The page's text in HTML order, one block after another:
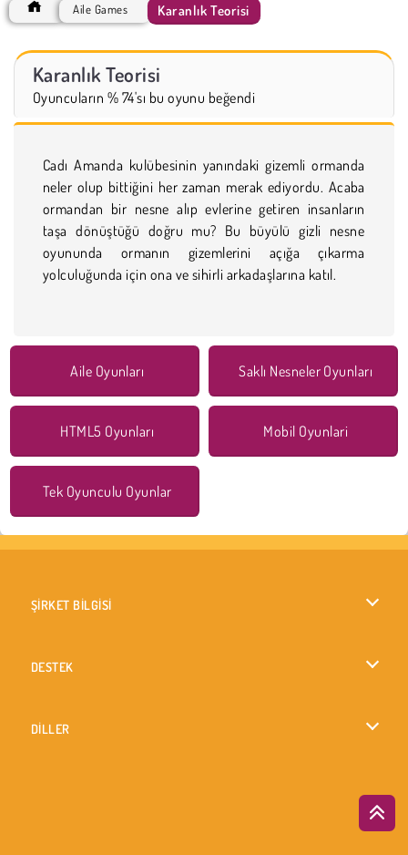
Aile Games Karanlık Teorisi
Karanlık Teorisi
Oyuncuların % 74'sı bu oyunu beğendi
Cadı Amanda kulübesinin yanındaki gizemli ormanda
neler olup bittiğini her zaman merak ediyordu. Acaba
ormandan bir nesne alıp evlerine getiren insanların
taşa dönüştüğü doğru mu? Bu büyülü gizli nesne
oyununda ormanın gizemlerini açığa çıkarma
yolculuğunda için ona ve sihirli arkadaşlarına katıl.
Aile Oyunları Saklı Nesneler Oyunları
HTML5 Oyunları Mobil Oyunlari
Tek Oyunculu Oyunlar
ŞİRKET BİLGİSİ
DESTEK
DİLLER